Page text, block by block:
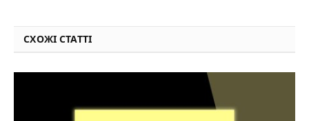
СХОЖІ СТАТТІ